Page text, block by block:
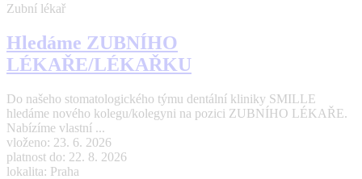
Zubní lékař
Hledáme ZUBNÍHO
LÉKAŘE/LÉKAŘKU
Do našeho stomatologického týmu dentální kliniky SMILLE
hledáme nového kolegu/kolegyni na pozici ZUBNÍHO LÉKAŘE.
Nabízíme vlastní ...
vloženo: 23. 6. 2026
platnost do: 22. 8. 2026
lokalita: Praha